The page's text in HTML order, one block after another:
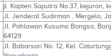
jl. Kapten Saputra No.37, kejuron,
Jl. Jenderal Sudirman , Mergelo,
Jl. Pahlawan Kusuma Bangsa,
64129
Jl. Babarsari No. 12, Kel.